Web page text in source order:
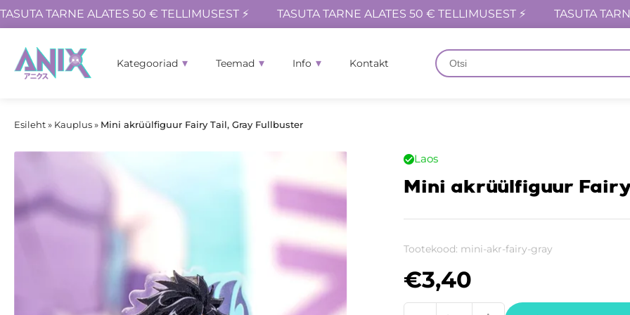
TASUTA TARNE ALATES 50 € TELLIMUSEST ⚡ TASUTA TARNE ALATES 50 € TELLIMUSEST ⚡ TASUTA
Kategooriad Teemad Info Kontakt
Esileht» Kauplus» Mini akrüülfiguur Fairy Tail, Gray Fullbuster
Laos
Mini akrüülfiguur
Tootekood: mini-akr-fairy-gray
€3,40